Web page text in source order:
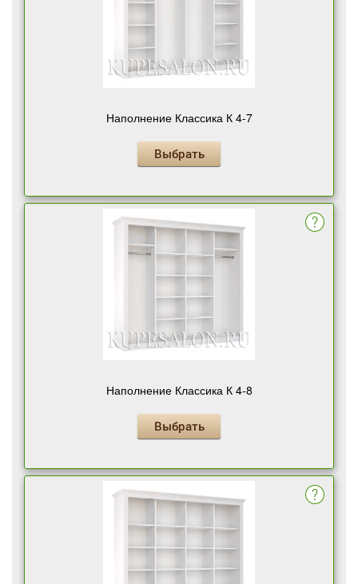
Наполнение Классика К 4-7
Выбрать
Наполнение Классика К 4-8
Выбрать